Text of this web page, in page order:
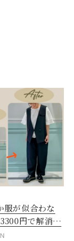
服が似合わな
円で解消！
サービスが神